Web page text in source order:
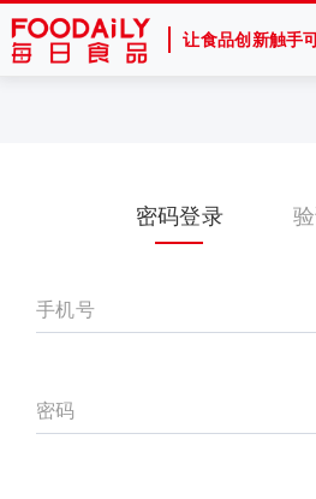
让食品创新触手
密码登录
手机号
密码